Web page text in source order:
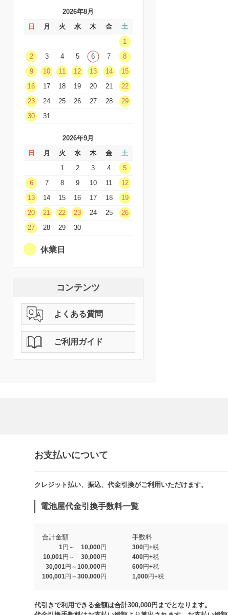
2026年8月
日
月 火 水 木 金
土
1
2
3 4 5 6 7
8
9
10 11 12 13 14
15
16
17 18 19 20 21
22
23
24 25 26 27 28
29
30
31
2026年9月
日
月 火 水 木 金
土
1
2 3 4
5
6
7 8 9 10 11
12
13
14 15 16 17 18
19
20
21 22 23 24 25
26
27
28 29 30
休業日
コンテンツ
よくある質問
ご利用ガイド
お支払いについて
クレジット払い、振込、代金引換がご利用いただけます。​​
電池屋代金引換手数料一覧
合計金額 手数料
1円～ 10,000円
300円+税
10,001円～ 30,000円
400円+税
30,001円～100,000円
600円+税
100,001円～300,000円
1,000円+税​
代引きで利用できる金額は合計300,000円までとなります。